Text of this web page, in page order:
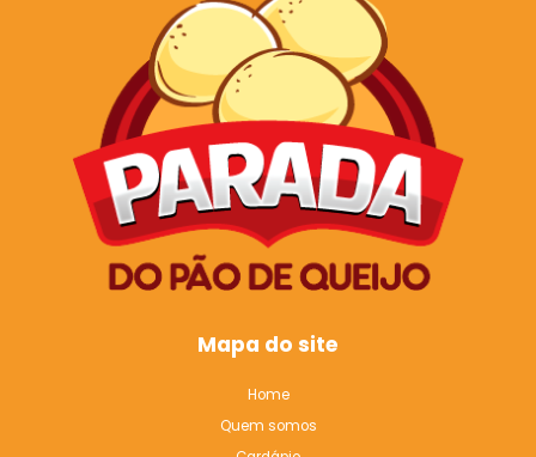
Mapa do site
Home
Quem somos